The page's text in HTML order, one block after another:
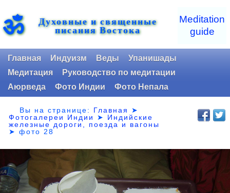
ॐ Духовные и священные
писания Востока
Meditation
guide
Главная Индуизм Веды
Упанишады
Медитация
Руководство по медитации
Аюрведа
Фото Индии Фото Непала
Вы на странице: Главная
➤
Фотогалереи Индии
➤ Индийские
железные дороги, поезда и вагоны
➤фото 28